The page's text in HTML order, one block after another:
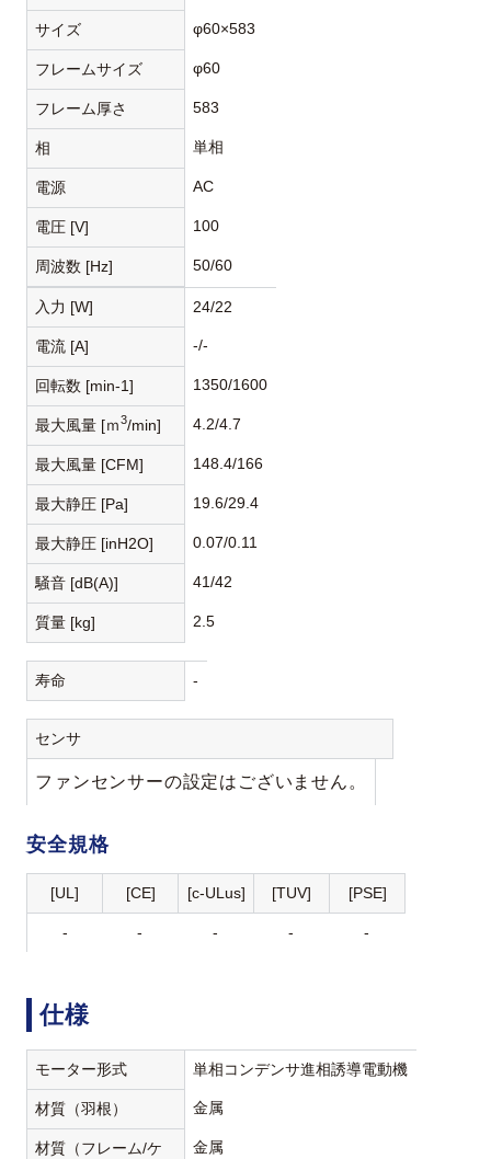
サイズ φ60×583
フレームサイズ φ60
フレーム厚さ 583
相 単相
電源 AC
電圧 [V] 100
周波数 [Hz] 50/60
入力 [W] 24/22
電流 [A] -/-
回転数 [min-1] 1350/1600
最大風量 [ｍ3/min] 4.2/4.7
最大風量 [CFM] 148.4/166
最大静圧 [Pa] 19.6/29.4
最大静圧 [inH2O] 0.07/0.11
騒音 [dB(A)] 41/42
質量 [kg] 2.5
寿命 -
センサ
ファンセンサーの設定はございません。
安全規格
[UL] [CE] [c-ULus] [TUV] [PSE]
- - - - -
仕様
モーター形式 単相コンデンサ進相誘導電動機
材質（羽根） 金属
材質（フレーム/ケ
金属